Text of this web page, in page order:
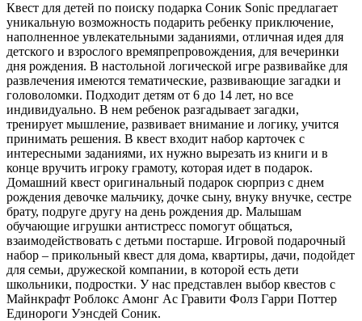
Квест для детей по поиску подарка Соник Sonic предлагает
уникальную возможность подарить ребенку приключение,
наполненное увлекательными заданиями, отличная идея для
детского и взрослого времяпрепровождения, для вечеринки
дня рождения. В настольной логической игре развивайке для
развлечения имеются тематические, развивающие загадки и
головоломки. Подходит детям от 6 до 14 лет, но все
индивидуально. В нем ребенок разгадывает загадки,
тренирует мышление, развивает внимание и логику, учится
принимать решения. В квест входит набор карточек с
интересными заданиями, их нужно вырезать из книги и в
конце вручить игроку грамоту, которая идет в подарок.
Домашний квест оригинальный подарок сюрприз с днем
рождения девочке мальчику, дочке сыну, внуку внучке, сестре
брату, подруге другу на день рождения др. Малышам
обучающие игрушки антистресс помогут общаться,
взаимодействовать с детьми постарше. Игровой подарочный
набор – прикольный квест для дома, квартиры, дачи, подойдет
для семьи, дружеской компании, в которой есть дети
школьники, подростки. У нас представлен выбор квестов с
Майнкрафт Роблокс Амонг Ас Гравити Фолз Гарри Поттер
Единороги Уэнсдей Соник.